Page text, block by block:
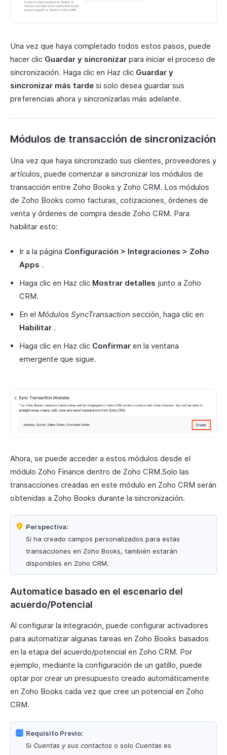
Una vez que haya completado todos estos pasos, puede
hacer clic Guardar y sincronizar para iniciar el proceso de
sincronización. Haga clic en Haz clic Guardar y
sincronizar más tarde si solo desea guardar sus
preferencias ahora y sincronizarlas más adelante.
Módulos de transacción de sincronización
Una vez que haya sincronizado sus clientes, proveedores y
artículos, puede comenzar a sincronizar los módulos de
transacción entre Zoho Books y Zoho CRM. Los módulos
de Zoho Books como facturas, cotizaciones, órdenes de
venta y órdenes de compra desde Zoho CRM. Para
habilitar esto:
Ir a la página Configuración > Integraciones > Zoho
Apps .
Haga clic en Haz clic Mostrar detalles junto a Zoho
CRM.
En el Módulos SyncTransaction sección, haga clic en
Habilitar .
Haga clic en Haz clic Confirmar en la ventana
emergente que sigue.
Ahora, se puede acceder a estos módulos desde el
módulo Zoho Finance dentro de Zoho CRM.Solo las
transacciones creadas en este módulo en Zoho CRM serán
obtenidas a Zoho Books durante la sincronización.
Perspectiva:
Si ha creado campos personalizados para estas
transacciones en Zoho Books, también estarán
disponibles en Zoho CRM.
Automatice basado en el escenario del
acuerdo/Potencial
Al configurar la integración, puede configurar activadores
para automatizar algunas tareas en Zoho Books basados
en la etapa del acuerdo/potencial en Zoho CRM. Por
ejemplo, mediante la configuración de un gatillo, puede
optar por crear un presupuesto creado automáticamente
en Zoho Books cada vez que cree un potencial en Zoho
CRM.
Requisito Previo:
Si Cuentas y sus contactos o solo Cuentas es